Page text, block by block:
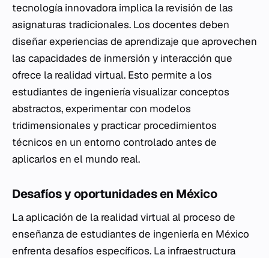
tecnología innovadora implica la revisión de las
asignaturas tradicionales. Los docentes deben
diseñar experiencias de aprendizaje que aprovechen
las capacidades de inmersión y interacción que
ofrece la realidad virtual. Esto permite a los
estudiantes de ingeniería visualizar conceptos
abstractos, experimentar con modelos
tridimensionales y practicar procedimientos
técnicos en un entorno controlado antes de
aplicarlos en el mundo real.
Desafíos y oportunidades en México
La aplicación de la realidad virtual al proceso de
enseñanza de estudiantes de ingeniería en México
enfrenta desafíos específicos. La infraestructura